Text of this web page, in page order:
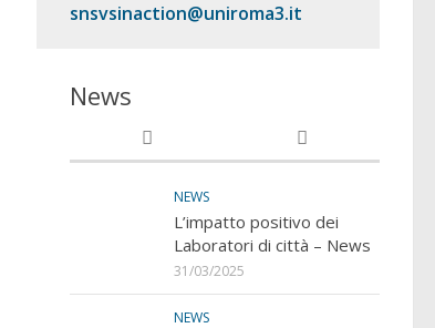
snsvsinaction@uniroma3.it
News
NEWS
L’impatto positivo dei
Laboratori di città – News
31/03/2025
NEWS